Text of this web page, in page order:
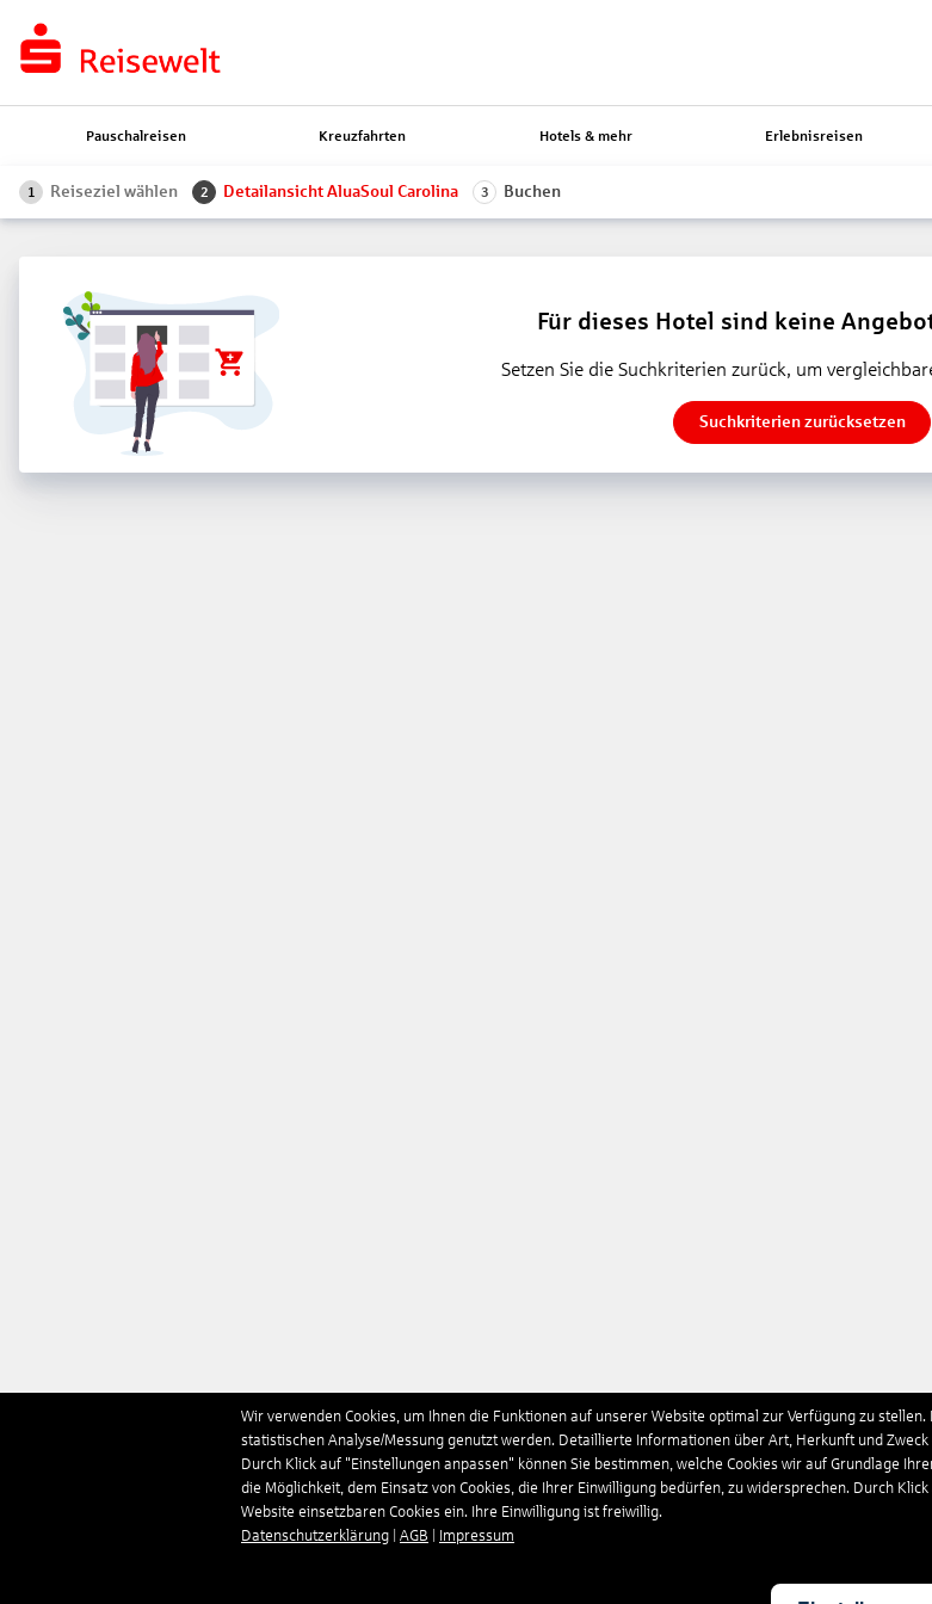
Pauschalreisen Kreuzfahrten Hotels & mehr Erlebnisreisen
1 Reiseziel wählen 2 Detailansicht AluaSoul Carolina 3 Buchen
Für dieses Hotel sind keine
Setzen Sie die Suchkriterien zurück, um
Suchkriterien zurücksetzen
Wir verwenden Cookies, um Ihnen die Funktionen auf unserer Website optimal zur Verfügung zu
statistischen Analyse/Messung genutzt werden. Detaillierte Informationen über Art, Herkunft und
Durch Klick auf "Einstellungen anpassen" können Sie bestimmen, welche Cookies wir auf Grundlage
die Möglichkeit, dem Einsatz von Cookies, die Ihrer Einwilligung bedürfen, zu widersprechen. Durch
Website einsetzbaren Cookies ein. Ihre Einwilligung ist freiwillig.
Datenschutzerklärung
AGB Impressum